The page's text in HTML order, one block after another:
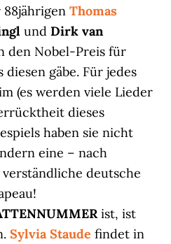
88jährigenThomas
undDirk van
den Nobel-Preis für
gäbe. Für jedes
(es werden viele Lieder
dieses
haben sie nicht
eine – nach
deutsche
ist, ist
Sylvia Staude findet in